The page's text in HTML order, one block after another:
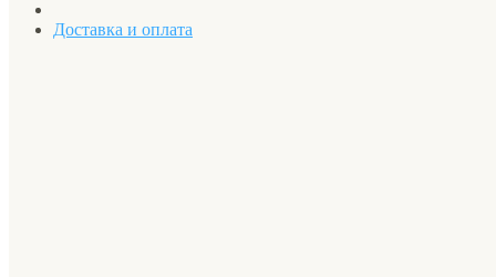
Доставка и оплата